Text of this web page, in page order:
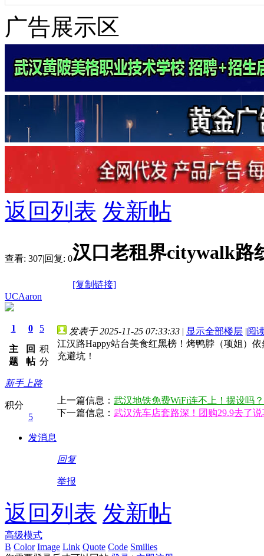
广告展示区
返回列表 发新帖
查看: 307|回复: 0汉口老租界citywalk路
[复制链接]
UCAaron
1
主
题
0
回
帖
5
积
分
新手上路
积分
5
发消息
发表于 2025-11-25 07:33:33 | 显示全部楼层 |阅
江汉路Happy站台美食红黑榜！烤鸭脖（项姐）
充避坑！
上一篇信息： 武汉地铁免费WiFi连不上！摆设吗
下一篇信息： 武汉洗车店套路深！团购29.9去了
回复
举报
返回列表 发新帖
高级模式
B Color Image Link Quote Code Smilies